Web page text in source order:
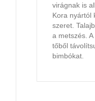
virágnak is
Kora nyártól
szeret.
a metszés.
tőből
bimbókat.